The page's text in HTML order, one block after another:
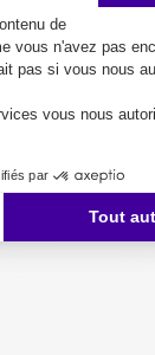
à la
existent,
forfaitaires
par
dès